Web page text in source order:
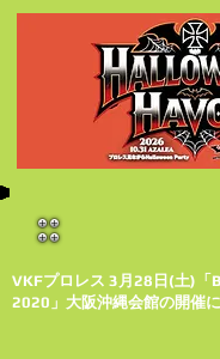
VKFプロレス 3月28日(土)「
2020」大阪沖縄会館の開催